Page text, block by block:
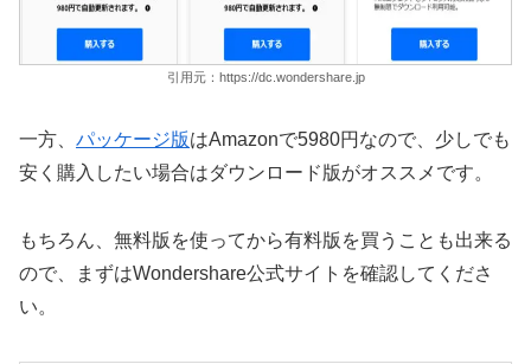
引用元：https://dc.wondershare.jp
一方、 パッケージ版はAmazonで5980円なので、少しでも
安く購入したい場合はダウンロード版がオススメです。
もちろん、無料版を使ってから有料版を買うことも出来る
ので、まずはWondershare公式サイトを確認してくださ
い。